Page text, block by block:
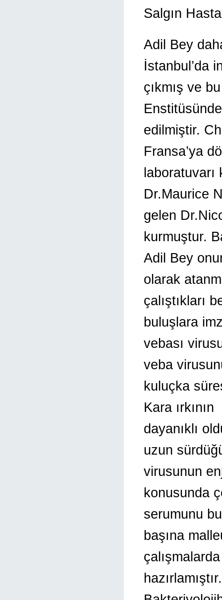
Salgın
Adil Bey
İstanbul’da
çıkmış ve
edilmiştir.
Fransa’ya
laboratuvarı
Dr.Maurice
gelen
kurmuştur.
Adil Bey
olarak
çalıştıkları
buluşlara
vebası
veba
kuluçka
Kara
dayanıklı
uzun
virusunun
konusunda
serumunu
başına